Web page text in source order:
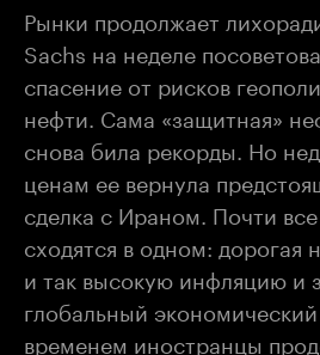
Рынки продолжает
Sachs на неделе
спасение от рисков
нефти. Сама «защитная»
снова била рекорды. Но
ценам ее вернула
сделка с Ираном. Почти
сходятся в одном: дорогая
и так высокую инфляцию и
глобальный
временем иностранцы